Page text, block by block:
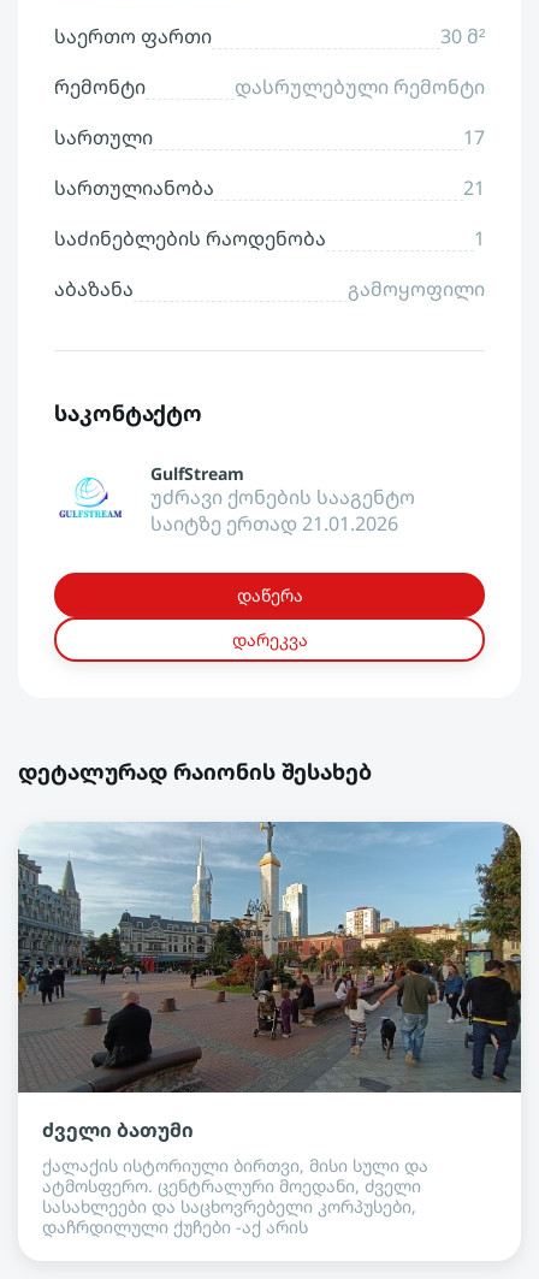
საერთო ფართი
30 მ²
რემონტი
დასრულებული რემონტი
სართული
17
სართულიანობა
21
საძინებლების რაოდენობა
1
აბაზანა
გამოყოფილი
საკონტაქტო
GulfStream
უძრავი ქონების სააგენტო
საიტზე ერთად 21.01.2026
დაწერა
დარეკვა
დეტალურად რაიონის შესახებ
ძველი ბათუმი
ქალაქის ისტორიული ბირთვი, მისი სული და
ატმოსფერო. ცენტრალური მოედანი, ძველი
სასახლეები და საცხოვრებელი კორპუსები,
დაჩრდილული ქუჩები -აქ არის